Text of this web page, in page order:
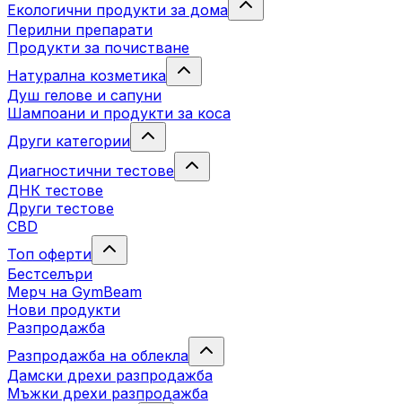
Екологични продукти за дома
Перилни препарати
Продукти за почистване
Натурална козметика
Душ гелове и сапуни
Шампоани и продукти за коса
Други категории
Диагностични тестове
ДНК тестове
Други тестове
CBD
Топ оферти
Бестселъри
Мерч на GymBeam
Нови продукти
Разпродажба
Разпродажба на облекла
Дамски дрехи разпродажба
Мъжки дрехи разпродажба